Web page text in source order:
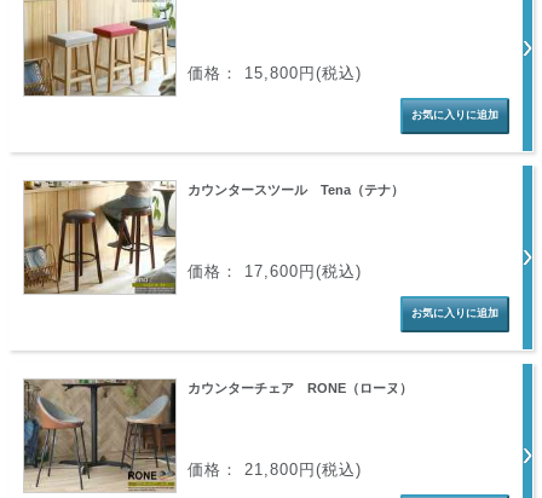
価格： 15,800円(税込)
カウンタースツール Tena（テナ）
価格： 17,600円(税込)
カウンターチェア RONE（ローヌ）
価格： 21,800円(税込)